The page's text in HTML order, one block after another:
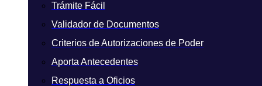
Trámite Fácil
Validador de Documentos
Criterios de Autorizaciones de Poder
Aporta Antecedentes
Respuesta a Oficios